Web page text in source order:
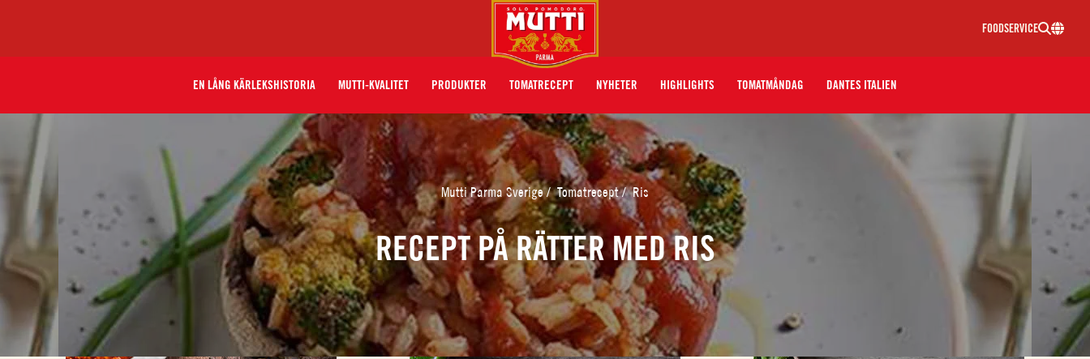
FOODSERVICE
EN LÅNG KÄRLEKSHISTORIA MUTTI-KVALITET PRODUKTER TOMATRECEPT NYHETER HIGHLIGHTS TOMATMÅNDAG DANTES ITALIEN
Mutti Parma Sverige/ Tomatrecept/ Ris
RECEPT PÅ RÄTTER MED RIS